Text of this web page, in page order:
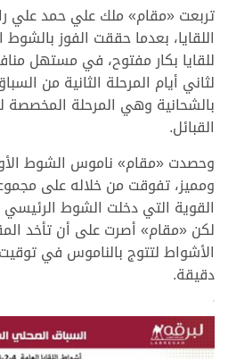
تربعت «مقام» ملك علي حمد علي
اللقايا، بعدما حققت الفوز
للقايا بكار مفتوح، في مستهل
لثاني أيام المرحلة الثانية من
بالشحانية وهي المرحلة المخصصة
القبائل.
وحصدت «مقام» ناموس الشوط
ومميز، تفوقت من خلاله على
القوية التي دخلت الشوط
لكن «مقام» أصرت على أن تأخد
دقيقة.
>